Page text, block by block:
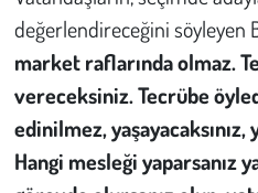
değerlendireceğini söyleyen
market raflarında olmaz.
vereceksiniz. Tecrübe
edinilmez, yaşayacaksınız,
Hangi mesleği yaparsanız